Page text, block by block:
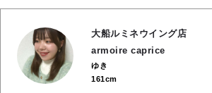
大船ルミネウイング店
armoire caprice
ゆき
161cm